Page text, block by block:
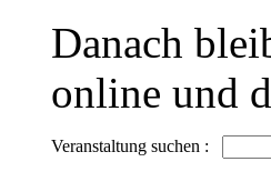
Danach
online und
Veranstaltung suchen :